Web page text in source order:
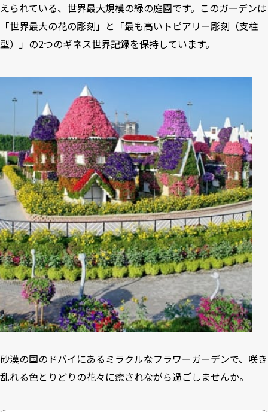
えられている、世界最大規模の緑の庭園です。このガーデンは
「世界最大の花の彫刻」と「最も高いトピアリー彫刻（支柱
型）」の2つのギネス世界記録を保持しています。
砂漠の国のドバイにあるミラクルなフラワーガーデンで、咲き
乱れる色とりどりの花々に癒されながら過ごしませんか。